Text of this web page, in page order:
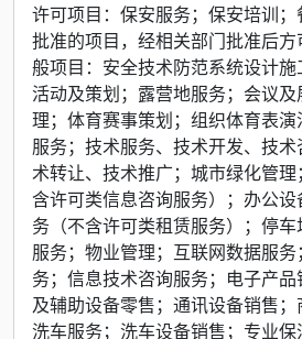
许可项目：保安服务；保安培训
批准的项目，经相关部门批准后
般项目：安全技术防范系统设计
活动及策划；露营地服务；会议
理；体育赛事策划；组织体育表
服务；技术服务、技术开发、技
术转让、技术推广；城市绿化管
含许可类信息咨询服务）；办公
务（不含许可类租赁服务）；停
服务；物业管理；互联网数据服
务；信息技术咨询服务；电子产
及辅助设备零售；通讯设备销售；
洗车服务；洗车设备销售；专业